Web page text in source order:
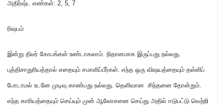
அதிர்ஷ்ட எண்கள்: 2, 5, 7
ரிஷபம்
இன்று திடீர் கோபங்கள் உண்டாகலாம். நிதானமாக இருப்பது நல்லது.
புத்திசாதுரியத்தால் எதையும் சமாளிப்பீர்கள். எந்த ஒரு விஷயத்தையும் தள்ளிப்
போடாமல் உடனே முடிவு காண்பது நல்லது. தெளிவான சிந்தனை தோன்றும்.
எந்த காரியத்தையும் செய்யும் முன் ஆலோசனை செய்து அதில் ஈடுபட்டு வெற்றி